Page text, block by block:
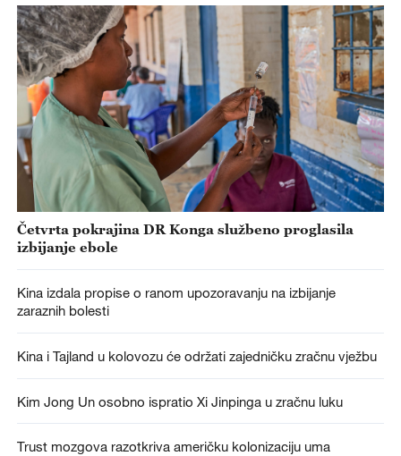
Četvrta pokrajina DR Konga službeno proglasila
izbijanje ebole
Kina izdala propise o ranom upozoravanju na izbijanje
zaraznih bolesti
Kina i Tajland u kolovozu će održati zajedničku zračnu vježbu
Kim Jong Un osobno ispratio Xi Jinpinga u zračnu luku
Trust mozgova razotkriva američku kolonizaciju uma